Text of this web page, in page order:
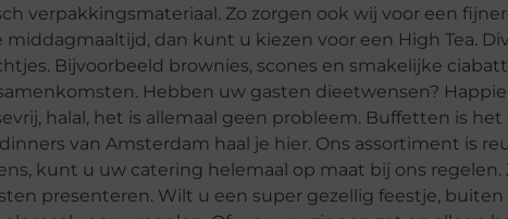
verpakkingsmateriaal. Zo zorgen ook wij voor een
middagmaaltijd, dan kunt u kiezen voor een High Tea.
Bijvoorbeeld brownies, scones en smakelijke
Hebben uw gasten dieetwensen?
halal, het is allemaal geen probleem. Buffetten is
van Amsterdam haal je hier. Ons assortiment is
kunt u uw catering helemaal op maat bij ons regelen.
presenteren. Wilt u een super gezellig feestje, buiten